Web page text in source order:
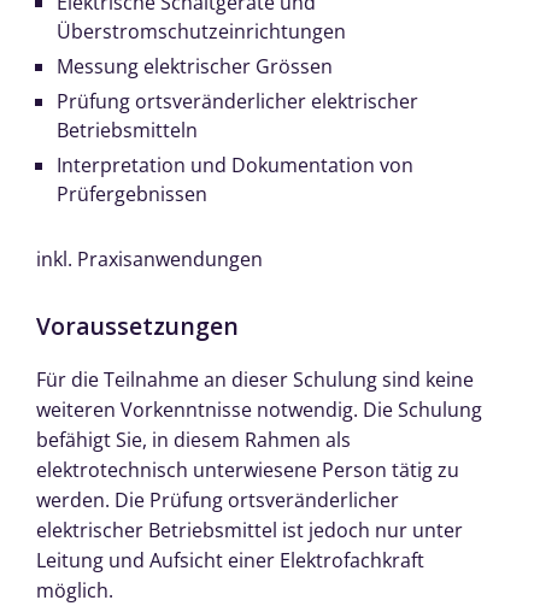
Überstromschutzeinrichtungen
Messung elektrischer Grössen
Prüfung ortsveränderlicher elektrischer
Betriebsmitteln
Interpretation und Dokumentation von
Prüfergebnissen
inkl. Praxisanwendungen
Voraussetzungen
Für die Teilnahme an dieser Schulung sind keine
weiteren Vorkenntnisse notwendig. Die Schulung
befähigt Sie, in diesem Rahmen als
elektrotechnisch unterwiesene Person tätig zu
werden. Die Prüfung ortsveränderlicher
elektrischer Betriebsmittel ist jedoch nur unter
Leitung und Aufsicht einer Elektrofachkraft
möglich.